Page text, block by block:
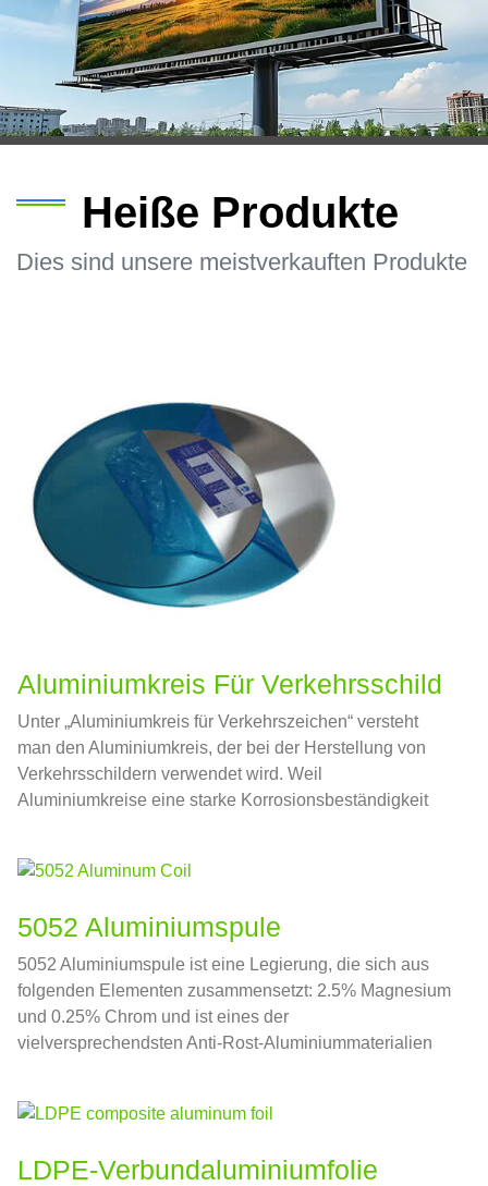
Heiße Produkte
Dies sind unsere meistverkauften Produkte
Aluminiumkreis Für Verkehrsschild
Unter „Aluminiumkreis für Verkehrszeichen“ versteht
man den Aluminiumkreis, der bei der Herstellung von
Verkehrsschildern verwendet wird. Weil
Aluminiumkreise eine starke Korrosionsbeständigkeit
Herstellung von Verkehrsschildern.
5052 Aluminiumspule
5052 Aluminiumspule ist eine Legierung, die sich aus
folgenden Elementen zusammensetzt: 2.5% Magnesium
und 0.25% Chrom und ist eines der
vielversprechendsten Anti-Rost-Aluminiummaterialien
LDPE-Verbundaluminiumfolie